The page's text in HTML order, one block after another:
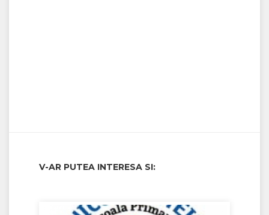
V-AR PUTEA INTERESA SI: